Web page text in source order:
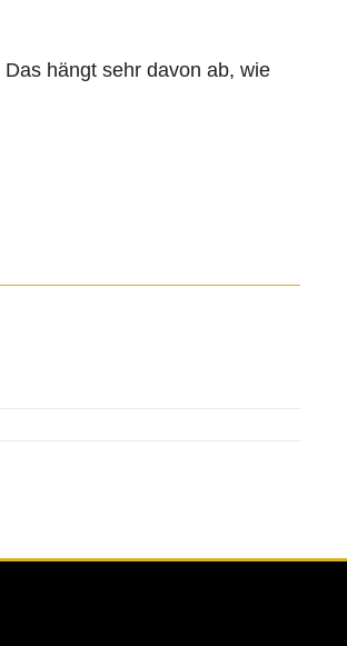
Das hängt sehr davon ab, wie